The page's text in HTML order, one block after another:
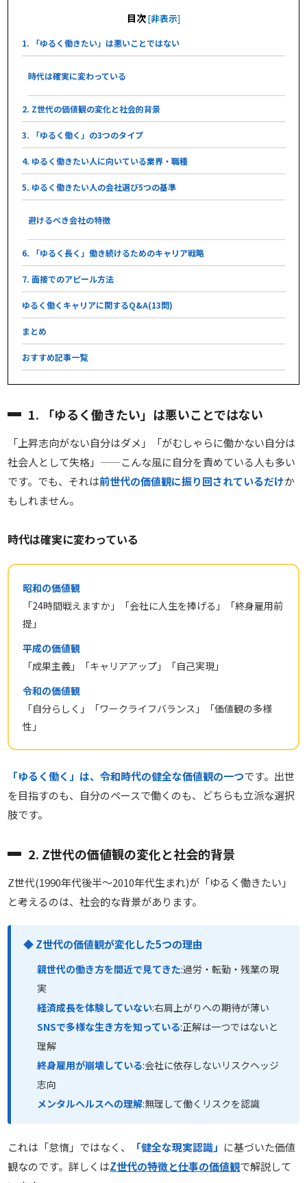
目次[非表示]
1. 「ゆるく働きたい」は悪いことではない
時代は確実に変わっている
2. Z世代の価値観の変化と社会的背景
3. 「ゆるく働く」の3つのタイプ
4. ゆるく働きたい人に向いている業界・職種
5. ゆるく働きたい人の会社選び5つの基準
避けるべき会社の特徴
6. 「ゆるく長く」働き続けるためのキャリア戦略
7. 面接でのアピール方法
ゆるく働くキャリアに関するQ&A(13問)
まとめ
おすすめ記事一覧
1. 「ゆるく働きたい」は悪いことではない
「上昇志向がない自分はダメ」「がむしゃらに働かない自分は
社会人として失格」——こんな風に自分を責めている人も多い
です。でも、それは前世代の価値観に振り回されているだけか
もしれません。
時代は確実に変わっている
昭和の価値観
「24時間戦えますか」「会社に人生を捧げる」「終身雇用前
提」
平成の価値観
「成果主義」「キャリアアップ」「自己実現」
令和の価値観
「自分らしく」「ワークライフバランス」「価値観の多様
性」
「ゆるく働く」は、令和時代の健全な価値観の一つです。出世
を目指すのも、自分のペースで働くのも、どちらも立派な選択
肢です。
2. Z世代の価値観の変化と社会的背景
Z世代(1990年代後半〜2010年代生まれ)が「ゆるく働きたい」
と考えるのは、社会的な背景があります。
◆ Z世代の価値観が変化した5つの理由
親世代の働き方を間近で見てきた:過労・転勤・残業の現
実
経済成長を体験していない:右肩上がりへの期待が薄い
SNSで多様な生き方を知っている:正解は一つではないと
理解
終身雇用が崩壊している:会社に依存しないリスクヘッジ
志向
メンタルヘルスへの理解:無理して働くリスクを認識
これは「怠惰」ではなく、 「健全な現実認識」 に基づいた価値
観なのです。詳しくはZ世代の特徴と仕事の価値観で解説して